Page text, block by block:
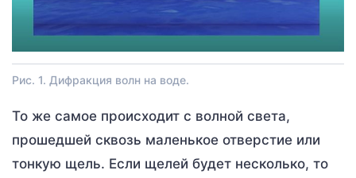
Рис. 1. Дифракция волн на воде.
То же самое происходит с волной света,
прошедшей сквозь маленькое отверстие или
тонкую щель. Если щелей будет несколько, то